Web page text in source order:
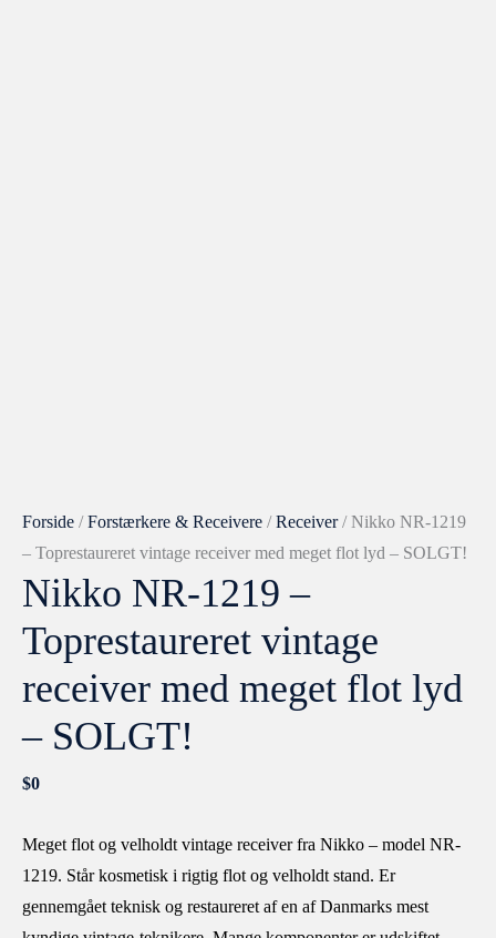
Forside /Forstærkere & Receivere /Receiver/ Nikko NR-1219
– Toprestaureret vintage receiver med meget flot lyd – SOLGT!
Nikko NR-1219 –
Toprestaureret vintage
receiver med meget flot lyd
– SOLGT!
$0
Meget flot og velholdt vintage receiver fra Nikko – model NR-
1219. Står kosmetisk i rigtig flot og velholdt stand. Er
gennemgået teknisk og restaureret af en af Danmarks mest